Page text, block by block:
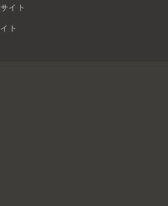
イト
ト